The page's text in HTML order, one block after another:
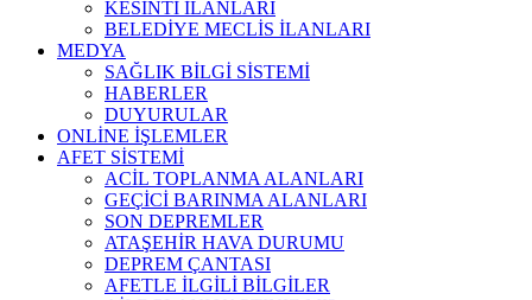
KESİNTİ İLANLARI
BELEDİYE MECLİS İLANLARI
MEDYA
SAĞLIK BİLGİ SİSTEMİ
HABERLER
DUYURULAR
ONLİNE İŞLEMLER
AFET SİSTEMİ
ACİL TOPLANMA ALANLARI
GEÇİCİ BARINMA ALANLARI
SON DEPREMLER
ATAŞEHİR HAVA DURUMU
DEPREM ÇANTASI
AFETLE İLGİLİ BİLGİLER